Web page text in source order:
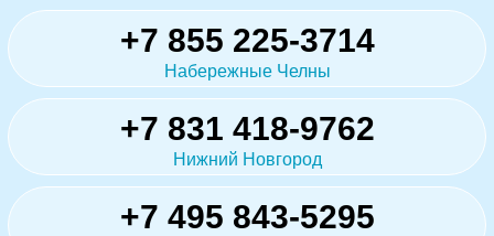
+7 855 225-3714
Набережные Челны
+7 831 418-9762
Нижний Новгород
+7 495 843-5295